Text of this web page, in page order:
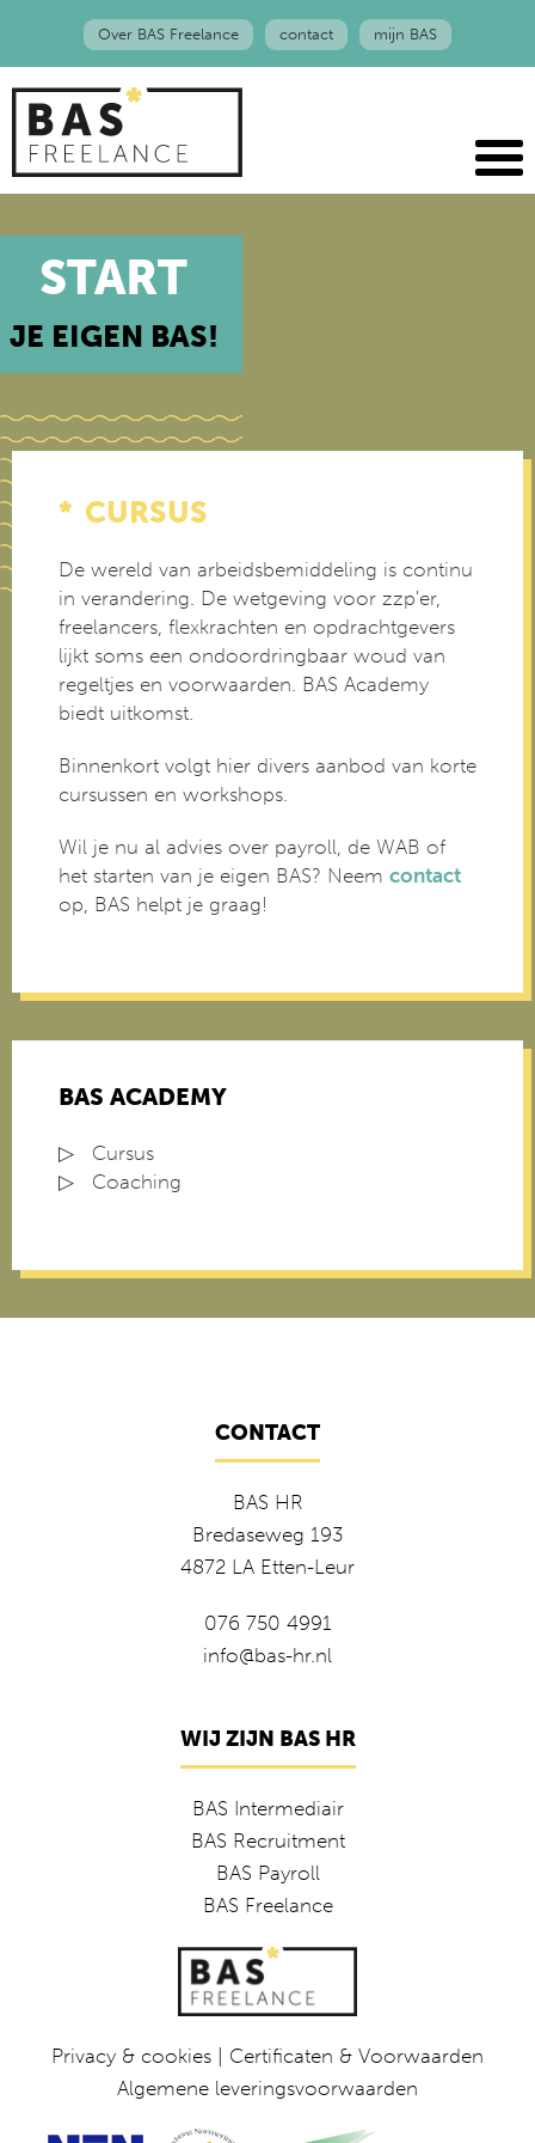
Over BAS Freelance contact mijn BAS
START
JE EIGEN BAS!
CURSUS
De wereld van arbeidsbemiddeling is continu
in verandering. De wetgeving voor zzp'er,
freelancers, flexkrachten en opdrachtgevers
lijkt soms een ondoordringbaar woud van
regeltjes en voorwaarden. BAS Academy
biedt uitkomst.
Binnenkort volgt hier divers aanbod van korte
cursussen en workshops.
Wil je nu al advies over payroll, de WAB of
het starten van je eigen BAS? Neem contact
op, BAS helpt je graag!
BAS ACADEMY
Cursus
Coaching
CONTACT
BAS HR
Bredaseweg 193
4872 LA Etten-Leur
076 750 4991
info@bas-hr.nl
WIJ ZIJN BAS HR
BAS Intermediair
BAS Recruitment
BAS Payroll
BAS Freelance
Privacy & cookies
Certificaten & Voorwaarden
Algemene leveringsvoorwaarden